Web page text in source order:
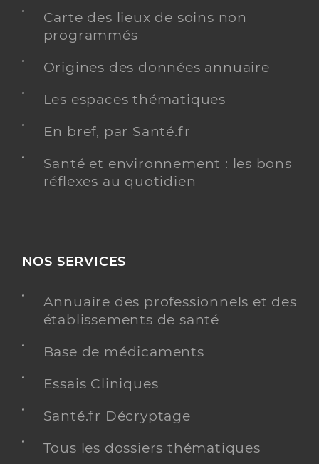
Carte des lieux de soins non
programmés
Origines des données annuaire
Les espaces thématiques
En bref, par Santé.fr
Santé et environnement : les bons
réflexes au quotidien
NOS SERVICES
Annuaire des professionnels et des
établissements de santé
Base de médicaments
Essais Cliniques
Santé.fr Décryptage
Tous les dossiers thématiques